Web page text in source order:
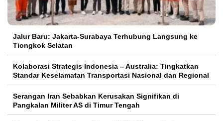
Jalur Baru: Jakarta-Surabaya Terhubung Langsung ke
Tiongkok Selatan
Kolaborasi Strategis Indonesia – Australia: Tingkatkan
Standar Keselamatan Transportasi Nasional dan Regional
Serangan Iran Sebabkan Kerusakan Signifikan di
Pangkalan Militer AS di Timur Tengah